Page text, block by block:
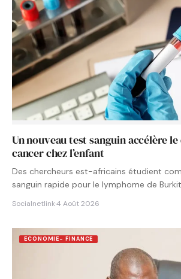
Un nouveau test sanguin accélère
cancer chez l’enfant
Des chercheurs est-africains étudient
sanguin rapide pour le lymphome de
Socialnetlink·4 Août 2026
ECONOMIE- FINANCE